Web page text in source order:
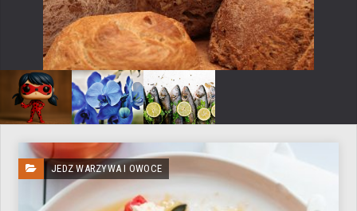
JEDZ WARZYWA I OWOCE